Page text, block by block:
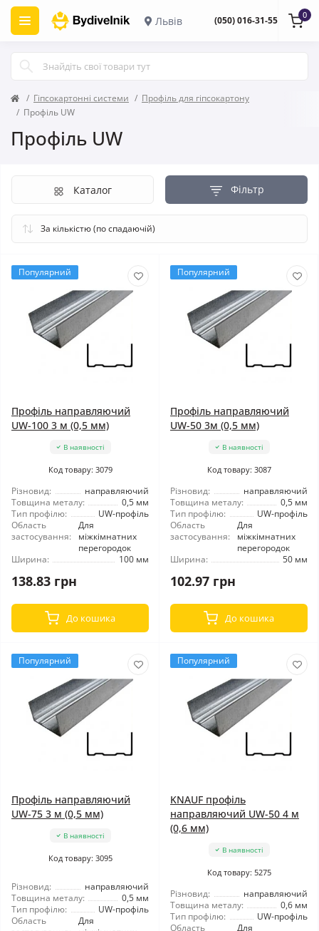
Львів (050) 016-31-55 0
Гіпсокартонні системи
Профіль для гіпсокартону
Профіль UW
Профіль UW
Фільтр
Каталог
Популярний
Профіль направляючий
UW-100 3 м (0,5 мм)
В наявності
Код товару: 3079
Різновид:
направляючий
Товщина металу:
0,5 мм
Тип профілю:
UW-профіль
Область
застосування:
Для
міжкімнатних
перегородок
Ширина:
100 мм
138.83 грн
До кошика
Популярний
Профіль направляючий
UW-50 3м (0,5 мм)
В наявності
Код товару: 3087
Різновид:
направляючий
Товщина металу:
0,5 мм
Тип профілю:
UW-профіль
Область
застосування:
Для
міжкімнатних
перегородок
Ширина:
50 мм
102.97 грн
До кошика
Популярний
Профіль направляючий
UW-75 3 м (0,5 мм)
В наявності
Код товару: 3095
Різновид:
направляючий
Товщина металу:
0,5 мм
Тип профілю:
UW-профіль
Область
Для
Популярний
KNAUF профіль
направляючий UW-50 4 м
(0,6 мм)
В наявності
Код товару: 5275
Різновид:
направляючий
Товщина металу:
0,6 мм
Тип профілю:
UW-профіль
Область
Для